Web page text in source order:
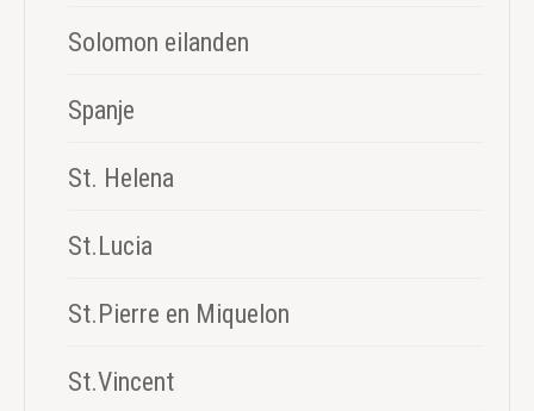
Solomon eilanden
Spanje
St. Helena
St.Lucia
St.Pierre en Miquelon
St.Vincent